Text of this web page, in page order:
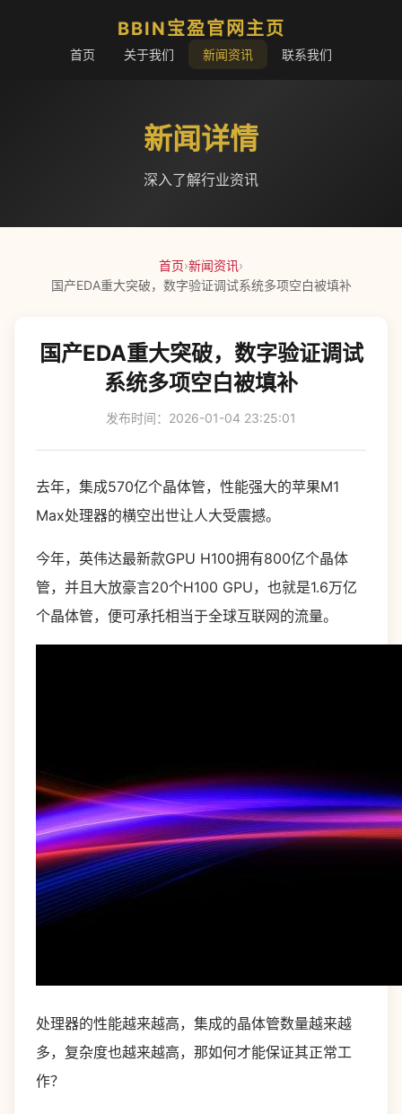
BBIN宝盈官网主页
首页 关于我们 新闻资讯 联系我们
新闻详情
深入了解行业资讯
首页›新闻资讯›
国产EDA重大突破，数字验证调试系统多项空白被填补
国产EDA重大突破，数字验证调试
系统多项空白被填补
发布时间：2026-01-04 23:25:01
去年，集成570亿个晶体管，性能强大的苹果M1
Max处理器的横空出世让人大受震撼。
今年，英伟达最新款GPU H100拥有800亿个晶体
管，并且大放豪言20个H100 GPU，也就是1.6万亿
个晶体管，便可承托相当于全球互联网的流量。
处理器的性能越来越高，集成的晶体管数量越来越
多，复杂度也越来越高，那如何才能保证其正常工
作？